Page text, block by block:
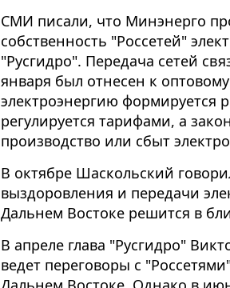
СМИ писали, что Минэнерго
собственность "Россетей"
"Русгидро". Передача сетей
января был отнесен к
электроэнергию
регулируется тарифами, а
производство или сбыт
В октябре Шаскольский
выздоровления и передачи
Дальнем Востоке решится в
В апреле глава "Русгидро"
ведет переговоры с